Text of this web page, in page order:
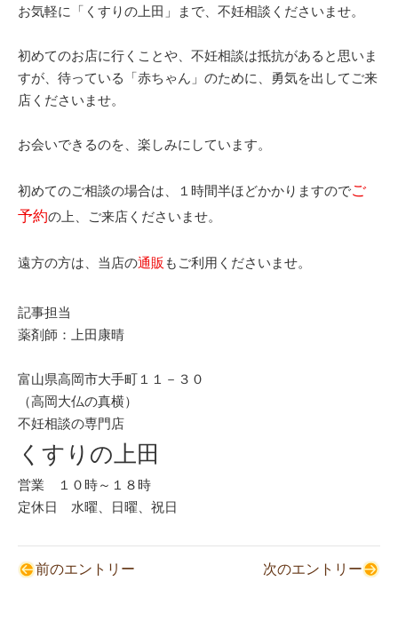
お気軽に「くすりの上田」まで、不妊相談くださいませ。
初めてのお店に行くことや、不妊相談は抵抗があると思いま
すが、待っている「赤ちゃん」のために、勇気を出してご来
店くださいませ。
お会いできるのを、楽しみにしています。
初めてのご相談の場合は、１時間半ほどかかりますのでご
予約の上、ご来店くださいませ。
遠方の方は、当店の通販 もご利用くださいませ。
記事担当
薬剤師：上田康晴
富山県高岡市大手町１１－３０
（高岡大仏の真横）
不妊相談の専門店
くすりの上田
営業 １０時～１８時
定休日 水曜、日曜、祝日
前のエントリー 次のエントリー